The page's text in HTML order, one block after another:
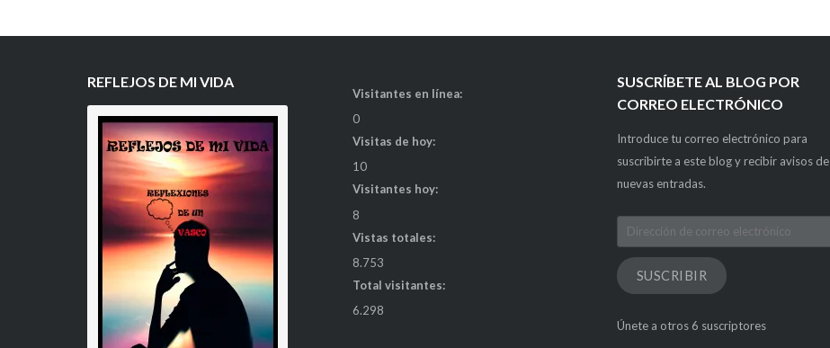
REFLEJOS DE MI VIDA
Visitantes en línea:
0
Visitas de hoy:
10
Visitantes hoy:
8
Vistas totales:
8.753
Total visitantes:
6.298
SUSCRÍBETE AL BLOG POR
CORREO ELECTRÓNICO
Introduce tu correo electrónico para
suscribirte a este blog y recibir avisos de
nuevas entradas.
Dirección
de
correo
electrónico
SUSCRIBIR
Únete a otros 6 suscriptores